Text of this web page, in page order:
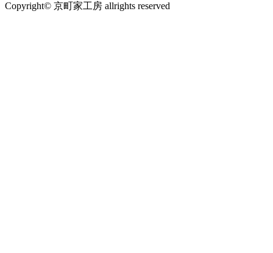
Copyright© 京町家工房 allrights reserved